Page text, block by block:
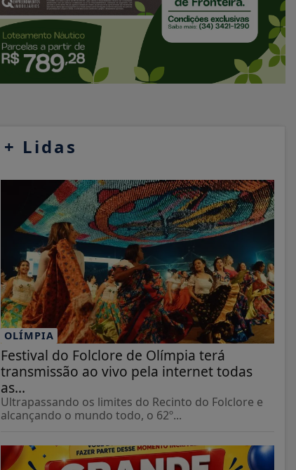
+ Lidas
OLÍMPIA
Festival do Folclore de Olímpia terá
transmissão ao vivo pela internet todas
as...
Ultrapassando os limites do Recinto do Folclore e
alcançando o mundo todo, o 62º...